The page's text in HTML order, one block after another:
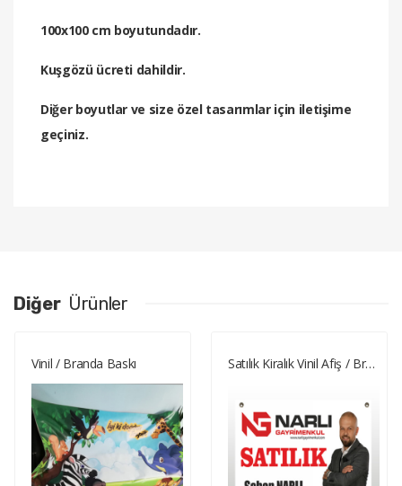
100x100 cm boyutundadır.
Kuşgözü ücreti dahildir.
Diğer boyutlar ve size özel tasarımlar için iletişime
geçiniz.
Diğer Ürünler
Vinil / Branda Baskı Satılık Kiralık Vinil Afiş / Branda Baskı